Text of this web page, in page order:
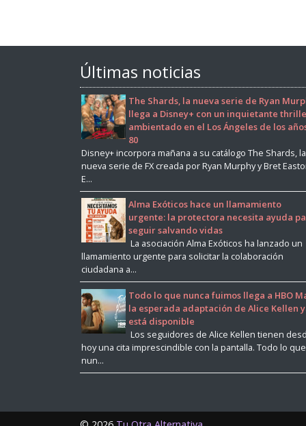
Últimas noticias
The Shards, la nueva serie de Ryan
llega a Disney+ con un inquietante
ambientado en el Los Ángeles de los
80
Disney+ incorpora mañana a su catálogo The Shards, la
nueva serie de FX creada por Ryan Murphy y Bret
E...
Alma Exóticos hace un llamamiento
urgente: la protectora necesita ayuda
seguir salvando vidas
La asociación Alma Exóticos ha lanzado un
llamamiento urgente para solicitar la colaboración
ciudadana a...
Todo lo que nunca fuimos llega a HBO
la esperada adaptación de Alice Kellen
está disponible
Los seguidores de Alice Kellen tienen
hoy una cita imprescindible con la pantalla. Todo lo que
nun...